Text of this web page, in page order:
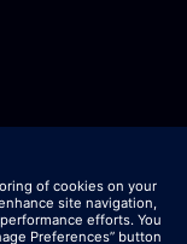
to join us,
We do not ask